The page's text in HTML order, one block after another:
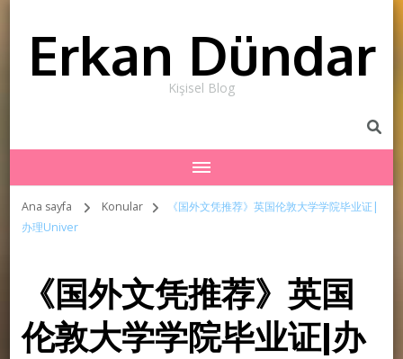
Erkan Dündar
Kişisel Blog
Ana sayfa Konular
《国外文凭推荐》英国伦敦大学学院毕业证|
办理Univer
《国外文凭推荐》英国
伦敦大学学院毕业证|办